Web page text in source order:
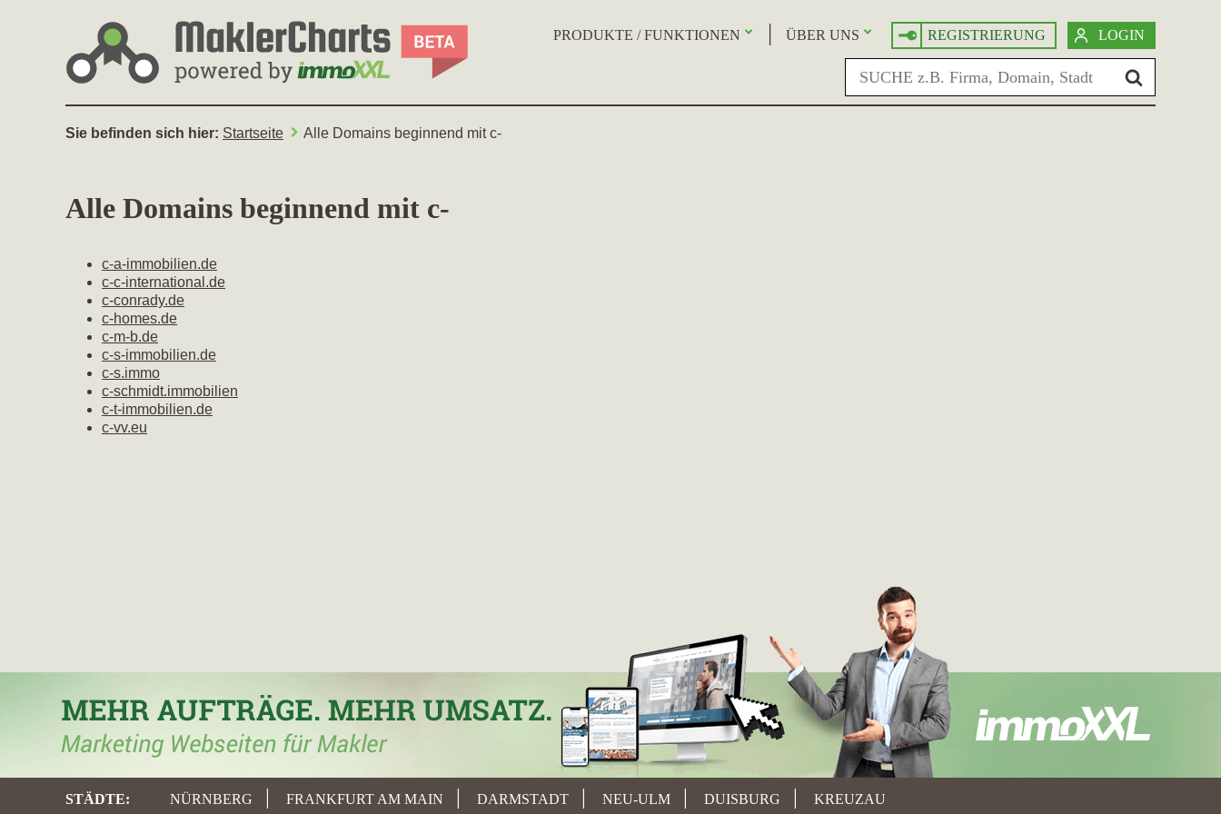
PRODUKTE / FUNKTIONEN ÜBER UNS REGISTRIERUNG LOGIN
Sie befinden sich hier: Startseite Alle Domains beginnend mit c-
Alle Domains beginnend mit c-
c-a-immobilien.de
c-c-international.de
c-conrady.de
c-homes.de
c-m-b.de
c-s-immobilien.de
c-s.immo
c-schmidt.immobilien
c-t-immobilien.de
c-vv.eu
STÄDTE: NÜRNBERG FRANKFURT AM MAIN DARMSTADT NEU-ULM DUISBURG KREUZAU